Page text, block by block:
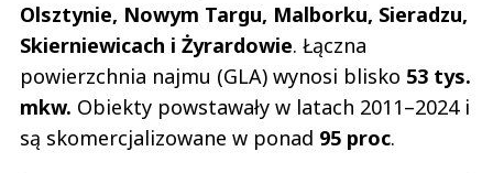
Olsztynie, Nowym Targu, Malborku, Sieradzu,
Skierniewicach i Żyrardowie. Łączna
powierzchnia najmu (GLA) wynosi blisko 53 tys.
mkw. Obiekty powstawały w latach 2011–2024 i
są skomercjalizowane w ponad 95 proc.